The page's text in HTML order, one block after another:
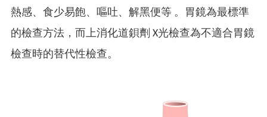
熱感、食少易飽、嘔吐、解黑便等 。胃鏡為最標準
的檢查方法，而上消化道鋇劑 X光檢查為不適合胃鏡
檢查時的替代性檢查。